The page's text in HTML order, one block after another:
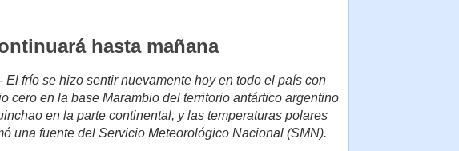
hasta mañana
El frío se hizo sentir nuevamente hoy en todo el país con
cero en la base Marambio del territorio antártico argentino
en la parte continental, y las temperaturas polares
una fuente del Servicio Meteorológico Nacional (SMN).